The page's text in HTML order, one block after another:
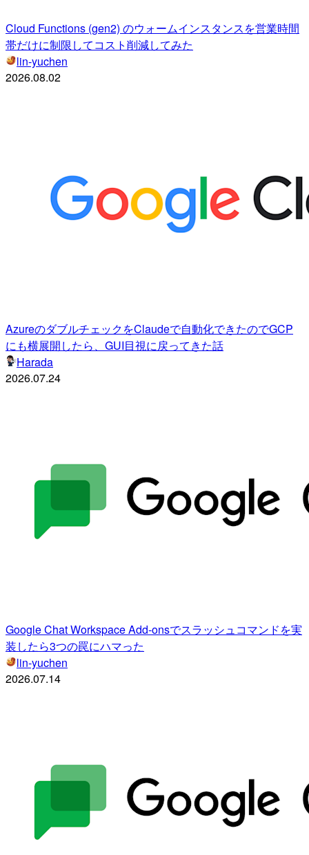
Cloud Functions (gen2) のウォームインスタンスを営業時間
帯だけに制限してコスト削減してみた
lin-yuchen
2026.08.02
AzureのダブルチェックをClaudeで自動化できたのでGCP
にも横展開したら、GUI目視に戻ってきた話
Harada
2026.07.24
Google Chat Workspace Add-onsでスラッシュコマンドを実
装したら3つの罠にハマった
lin-yuchen
2026.07.14